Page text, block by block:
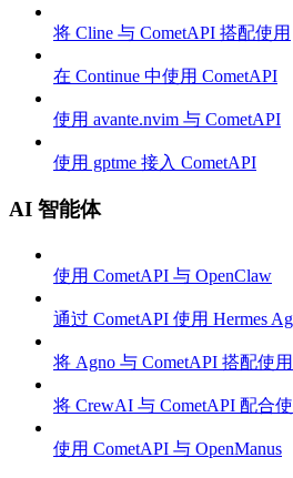
将 Cline 与 CometAPI 搭配使用
在 Continue 中使用 CometAPI
使用 avante.nvim 与 CometAPI
使用 gptme 接入 CometAPI
AI 智能体
使用 CometAPI 与 OpenClaw
通过 CometAPI 使用 Hermes
将 Agno 与 CometAPI 搭配使用
将 CrewAI 与 CometAPI 配合
使用 CometAPI 与 OpenManus